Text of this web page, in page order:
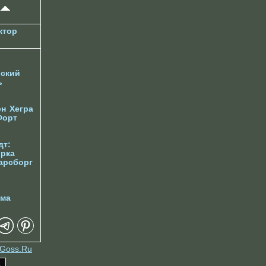
Хегра
Goss.Ru